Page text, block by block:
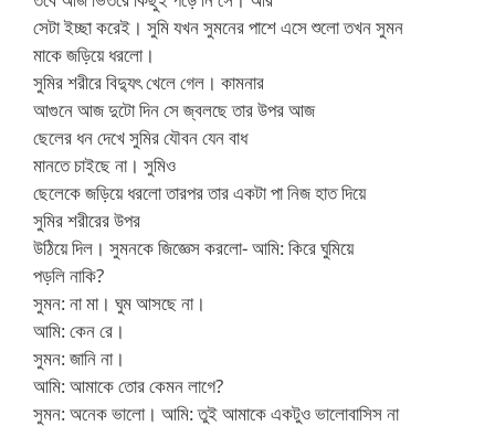
সেটা ইচ্ছা করেই। সুমি যখন সুমনের পাশে এসে শুলো তখন সুমন
মাকে জড়িয়ে ধরলো।
সুমির শরীরে বিদ্যুৎ খেলে গেল। কামনার
আগুনে আজ দুটো দিন সে জ্বলছে তার উপর আজ
ছেলের ধন দেখে সুমির যৌবন যেন বাধ
মানতে চাইছে না। সুমিও
ছেলেকে জড়িয়ে ধরলো তারপর তার একটা পা নিজ হাত দিয়ে
সুমির শরীরের উপর
উঠিয়ে দিল। সুমনকে জিজ্ঞেস করলো- আমি: কিরে ঘুমিয়ে
পড়লি নাকি?
সুমন: না মা। ঘুম আসছে না।
আমি: কেন রে।
সুমন: জানি না।
আমি: আমাকে তোর কেমন লাগে?
সুমন: অনেক ভালো। আমি: তুই আমাকে একটুও ভালোবাসিস না